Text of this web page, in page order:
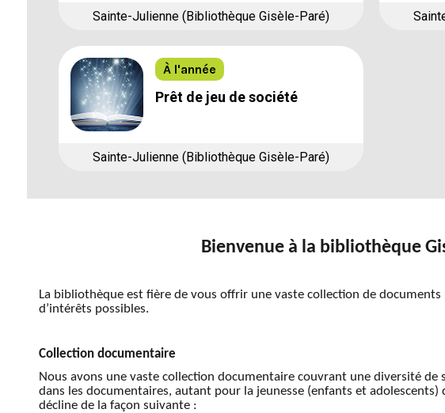
Sainte-Julienne (Bibliothèque Gisèle-Paré)
À l'année
Prêt de jeu de société
Sainte-Julienne (Bibliothèque Gisèle-Paré)
Bienvenue à la bibliothèque
La bibliothèque est fière de vous offrir une vaste collection de documents
d’intérêts possibles.
Collection documentaire
Nous avons une vaste collection documentaire couvrant une diversité
dans les documentaires, autant pour la jeunesse (enfants et
décline de la façon suivante :